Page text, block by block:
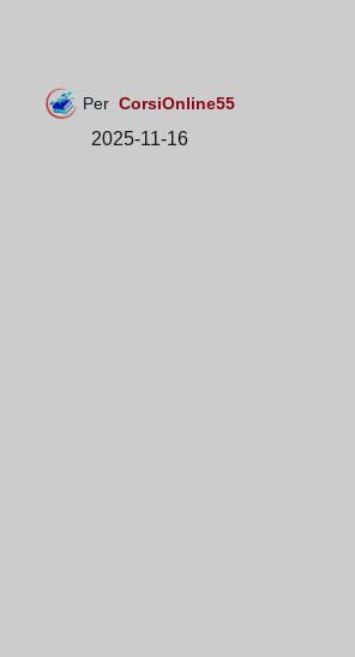
Per CorsiOnline55
2025-11-16